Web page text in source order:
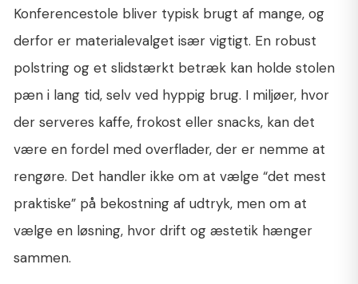
Konferencestole bliver typisk brugt af mange, og
derfor er materialevalget især vigtigt. En robust
polstring og et slidstærkt betræk kan holde stolen
pæn i lang tid, selv ved hyppig brug. I miljøer, hvor
der serveres kaffe, frokost eller snacks, kan det
være en fordel med overflader, der er nemme at
rengøre. Det handler ikke om at vælge “det mest
praktiske” på bekostning af udtryk, men om at
vælge en løsning, hvor drift og æstetik hænger
sammen.